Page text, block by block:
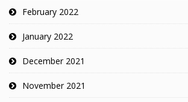
February 2022
January 2022
December 2021
November 2021